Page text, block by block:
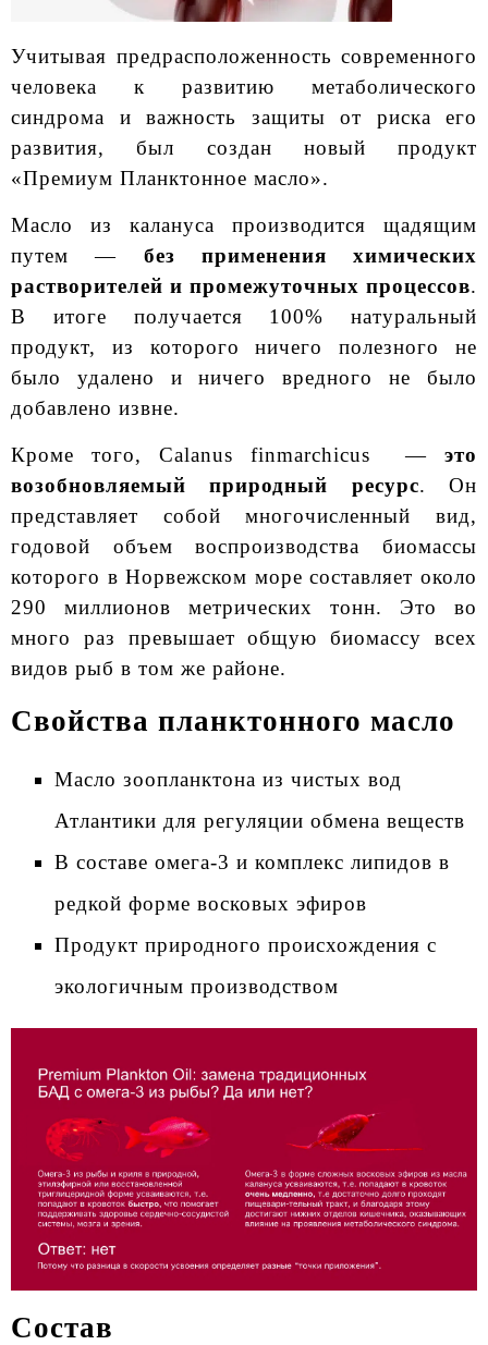
Учитывая предрасположенность современного
человека к развитию метаболического
синдрома и важность защиты от риска его
развития, был создан новый продукт
«Премиум Планктонное масло».
Масло из калануса производится щадящим
путем — без применения химических
растворителей и промежуточных процессов.
В итоге получается 100% натуральный
продукт, из которого ничего полезного не
было удалено и ничего вредного не было
добавлено извне.
Кроме того, Calanus finmarchicus — это
возобновляемый природный ресурс. Он
представляет собой многочисленный вид,
годовой объем воспроизводства биомассы
которого в Норвежском море составляет около
290 миллионов метрических тонн. Это во
много раз превышает общую биомассу всех
видов рыб в том же районе.
Свойства планктонного масло
Масло зоопланктона из чистых вод
Атлантики для регуляции обмена веществ
В составе омега-3 и комплекс липидов в
редкой форме восковых эфиров
Продукт природного происхождения с
экологичным производством
Состав